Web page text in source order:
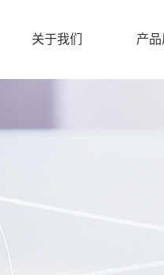
关于我们 产